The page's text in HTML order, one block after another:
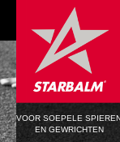
VOOR SOEPELE
EN GEWRICHTEN